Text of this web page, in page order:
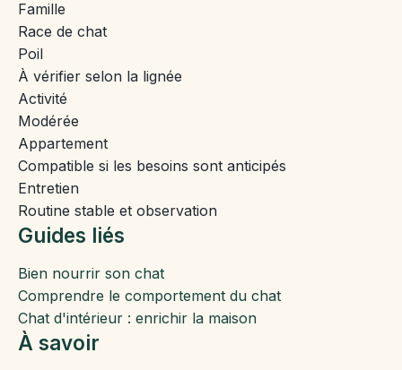
Famille
Race de chat
Poil
À vérifier selon la lignée
Activité
Modérée
Appartement
Compatible si les besoins sont anticipés
Entretien
Routine stable et observation
Guides liés
Bien nourrir son chat
Comprendre le comportement du chat
Chat d'intérieur : enrichir la maison
À savoir